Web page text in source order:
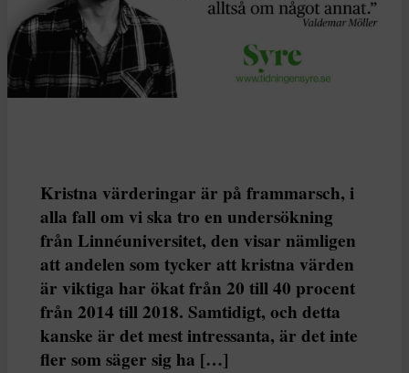
Kristna värderingar är på frammarsch, i
alla fall om vi ska tro en undersökning
från Linnéuniversitet, den visar nämligen
att andelen som tycker att kristna värden
är viktiga har ökat från 20 till 40 procent
från 2014 till 2018. Samtidigt, och detta
kanske är det mest intressanta, är det inte
fler som säger sig ha […]